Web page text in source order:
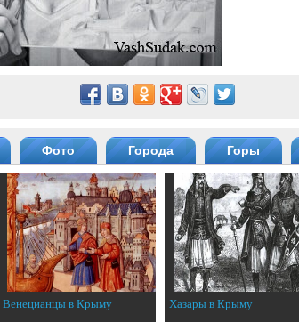
Фото Города Горы
Венецианцы в Крыму Хазары в Крыму